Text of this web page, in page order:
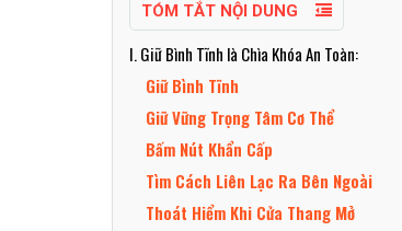
TÓM TẮT NỘI DUNG
I. Giữ Bình Tĩnh là Chìa Khóa An Toàn:
Giữ Bình Tĩnh
Giữ Vững Trọng Tâm Cơ Thể
Bấm Nút Khẩn Cấp
Tìm Cách Liên Lạc Ra Bên Ngoài
Thoát Hiểm Khi Cửa Thang Mở